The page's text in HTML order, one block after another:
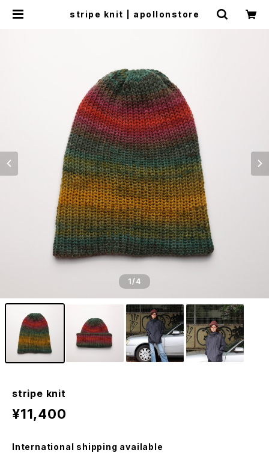
stripe knit | apollonstore
1/4
stripe knit
¥11,400
International shipping available